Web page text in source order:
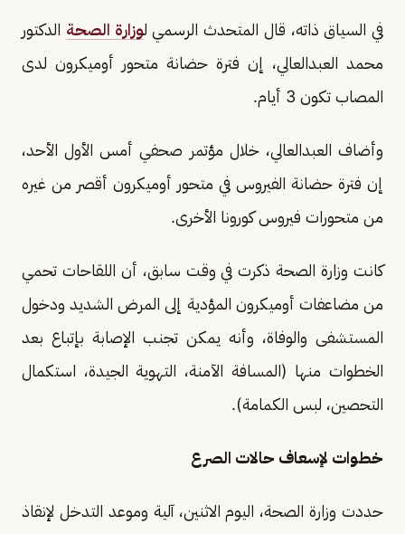
في السياق ذاته، قال المتحدث الرسمي لوزارة الصحة الدكتور
محمد العبدالعالي، إن فترة حضانة متحور أوميكرون لدى
المصاب تكون 3 أيام.
وأضاف العبدالعالي، خلال مؤتمر صحفي أمس الأول الأحد،
إن فترة حضانة الفيروس في متحور أوميكرون أقصر من غيره
من متحورات فيروس كورونا الأخرى.
كانت وزارة الصحة ذكرت في وقت سابق، أن اللقاحات تحمي
من مضاعفات أوميكرون المؤدية إلى المرض الشديد ودخول
المستشفى والوفاة، وأنه يمكن تجنب الإصابة بإتباع بعد
الخطوات منها (المسافة الآمنة، التهوية الجيدة، استكمال
التحصين، لبس الكمامة).
خطوات لإسعاف حالات الصرع
حددت وزارة الصحة، اليوم الاثنين، آلية وموعد التدخل لإنقاذ